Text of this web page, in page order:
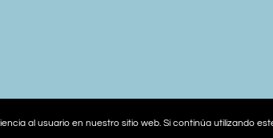
al usuario en nuestro sitio web. Si continúa utilizando